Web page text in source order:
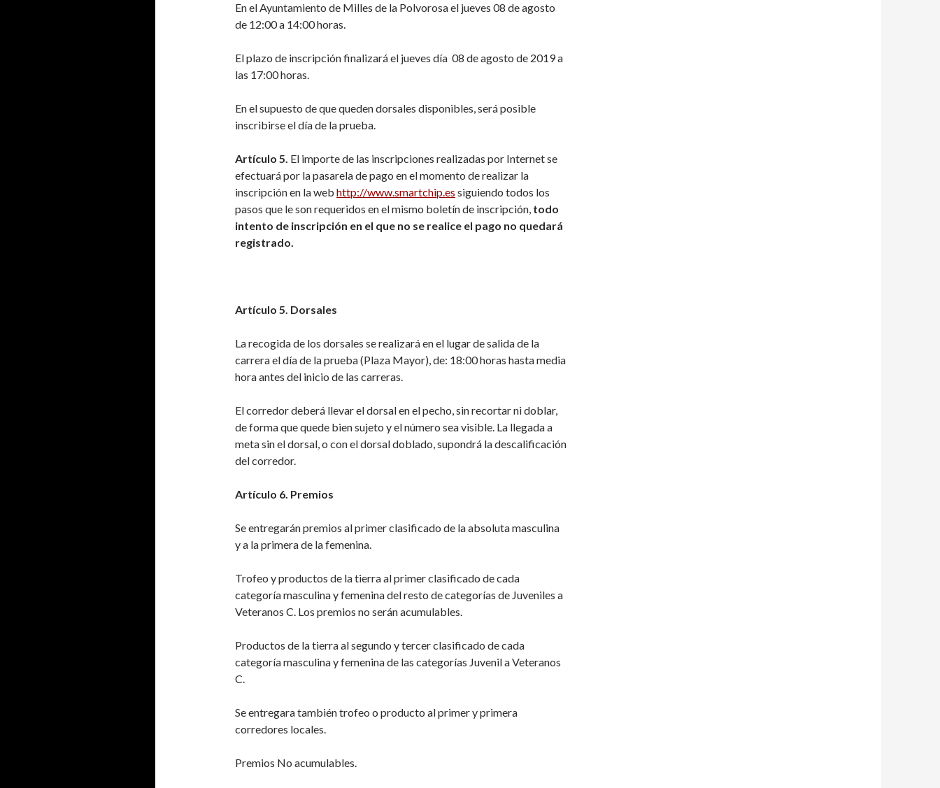
En el Ayuntamiento de Milles de la Polvorosa el jueves 08 de agosto
de 12:00 a 14:00 horas.
El plazo de inscripción finalizará el jueves día 08 de agosto de 2019 a
las 17:00 horas.
En el supuesto de que queden dorsales disponibles, será posible
inscribirse el día de la prueba.
Artículo 5. El importe de las inscripciones realizadas por Internet se
efectuará por la pasarela de pago en el momento de realizar la
inscripción en la web http://www.smartchip.es siguiendo todos los
pasos que le son requeridos en el mismo boletín de inscripción, todo
intento de inscripción en el que no se realice el pago no quedará
registrado.
Artículo 5. Dorsales
La recogida de los dorsales se realizará en el lugar de salida de la
carrera el día de la prueba (Plaza Mayor), de: 18:00 horas hasta media
hora antes del inicio de las carreras.
El corredor deberá llevar el dorsal en el pecho, sin recortar ni doblar,
de forma que quede bien sujeto y el número sea visible. La llegada a
meta sin el dorsal, o con el dorsal doblado, supondrá la descalificación
del corredor.
Artículo 6. Premios
Se entregarán premios al primer clasificado de la absoluta masculina
y a la primera de la femenina.
Trofeo y productos de la tierra al primer clasificado de cada
categoría masculina y femenina del resto de categorías de Juveniles a
Veteranos C. Los premios no serán acumulables.
Productos de la tierra al segundo y tercer clasificado de cada
categoría masculina y femenina de las categorías Juvenil a Veteranos
C.
Se entregara también trofeo o producto al primer y primera
corredores locales.
Premios No acumulables.